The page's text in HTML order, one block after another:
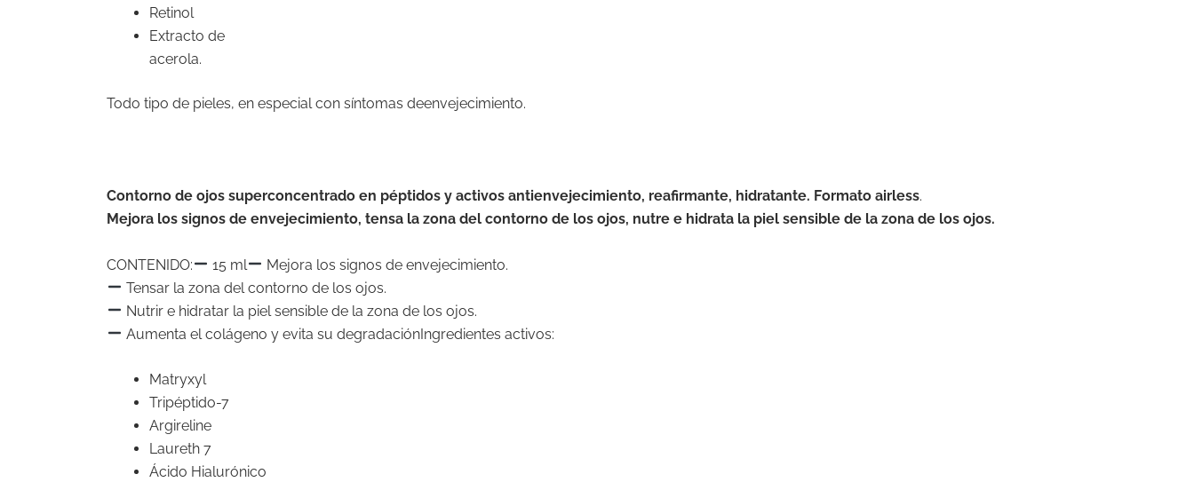
Retinol
Extracto de
acerola.
Todo tipo de pieles, en especial con síntomas deenvejecimiento.
Contorno de ojos superconcentrado en péptidos y activos antienvejecimiento, reafirmante, hidratante. Formato airless.
Mejora los signos de envejecimiento, tensa la zona del contorno de los ojos, nutre e hidrata la piel sensible de la zona de los ojos.
CONTENIDO: 15 ml
Mejora los signos de envejecimiento.
Tensar la zona del contorno de los ojos.
Nutrir e hidratar la piel sensible de la zona de los ojos.
Aumenta el colágeno y evita su degradaciónIngredientes activos:
Matryxyl
Tripéptido-7
Argireline
Laureth 7
Ácido Hialurónico